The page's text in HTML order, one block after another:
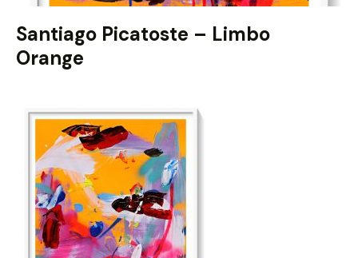
Santiago Picatoste – Limbo
Orange